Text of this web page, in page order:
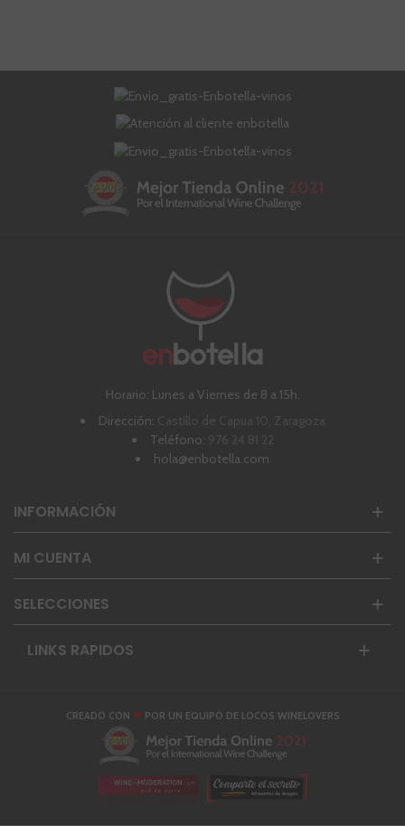
Horario: Lunes a Viernes de 8 a 15h.
Dirección: Castillo de Capua 10, Zaragoza
Teléfono: 976 24 81 22
hola@enbotella.com
INFORMACIÓN
MI CUENTA
SELECCIONES
LINKS RAPIDOS
CREADO CON ❤POR UN EQUIPO DE LOCOS WINELOVERS